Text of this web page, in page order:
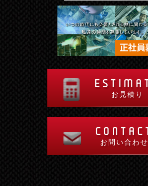
お見積り
お問い合わせ